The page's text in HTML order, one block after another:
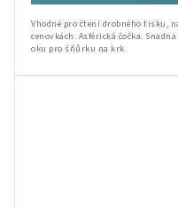
Vhodné pro čtení drobného tisku,
cenovkách. Asférická čočka.